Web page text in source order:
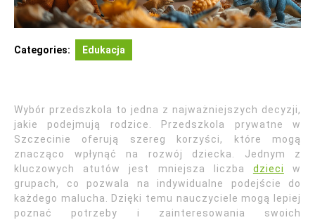
Categories: Edukacja
Wybór przedszkola to jedna z najważniejszych decyzji,
jakie podejmują rodzice. Przedszkola prywatne w
Szczecinie oferują szereg korzyści, które mogą
znacząco wpłynąć na rozwój dziecka. Jednym z
kluczowych atutów jest mniejsza liczba dzieci
w
grupach, co pozwala na indywidualne podejście do
każdego malucha. Dzięki temu nauczyciele mogą lepiej
poznać potrzeby i zainteresowania swoich